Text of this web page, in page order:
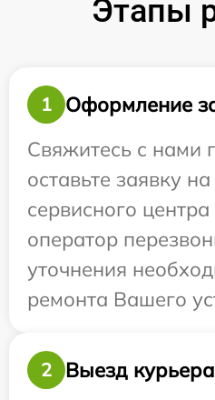
Этапы
1
Оформление
Свяжитесь с нами
оставьте заявку
сервисного
оператор
уточнения
ремонта Вашего
2
Выезд